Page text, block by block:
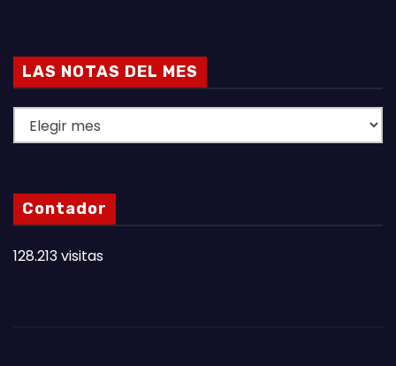
LAS NOTAS DEL MES
A
N
O
A
Contador
128.213 visitas